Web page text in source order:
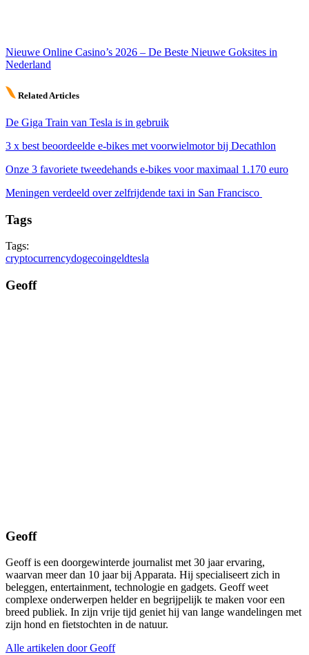
Nieuwe Online Casino’s 2026 – De Beste Nieuwe Goksites in
Nederland
Related Articles
De Giga Train van Tesla is in gebruik
3 x best beoordeelde e-bikes met voorwielmotor bij Decathlon
Onze 3 favoriete tweedehands e-bikes voor maximaal 1.170 euro
Meningen verdeeld over zelfrijdende taxi in San Francisco
Tags
Tags:
cryptocurrencydogecoingeldtesla
Geoff
Geoff
Geoff is een doorgewinterde journalist met 30 jaar ervaring,
waarvan meer dan 10 jaar bij Apparata. Hij specialiseert zich in
beleggen, entertainment, technologie en gadgets. Geoff weet
complexe onderwerpen helder en begrijpelijk te maken voor een
breed publiek. In zijn vrije tijd geniet hij van lange wandelingen met
zijn hond en fietstochten in de natuur.
Alle artikelen door Geoff